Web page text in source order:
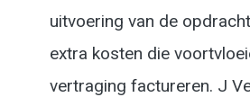
uitvoering van de
extra kosten die
vertraging factureren. J